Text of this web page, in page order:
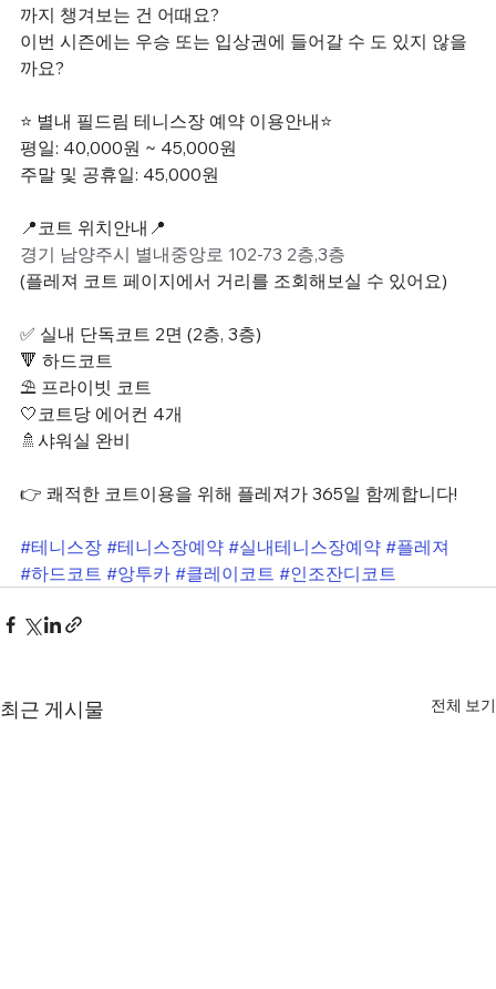
까지 챙겨보는 건 어때요?
이번 시즌에는 우승 또는 입상권에 들어갈 수 도 있지 않을
까요?
⭐ 별내 필드림 테니스장 예약 이용안내⭐
평일: 40,000원 ~ 45,000원
주말 및 공휴일: 45,000원
📍코트 위치안내📍
경기 남양주시 별내중앙로 102-73 2층,3층
(플레져 코트 페이지에서 거리를 조회해보실 수 있어요)
✅ 실내 단독코트 2면 (2층, 3층)
🔻 하드코트
⛱️ 프라이빗 코트
🤍코트당 에어컨 4개
🚿샤워실 완비
👉 쾌적한 코트이용을 위해 플레져가 365일 함께합니다!
#테니스장 #테니스장예약 #실내테니스장예약 #플레져
#하드코트 #앙투카 #클레이코트 #인조잔디코트
최근 게시물 전체 보기